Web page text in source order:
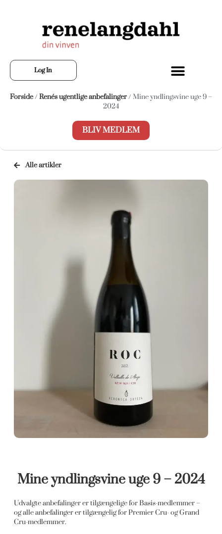
Log In
Forside/ Renés ugentlige anbefalinger/ Mine yndlingsvine uge 9 –
2024
BLIV MEDLEM
Alle artikler
Mine yndlingsvine uge 9 – 2024
Udvalgte anbefalinger er tilgængelige for Basis-medlemmer –
og alle anbefalinger er tilgængelig for Premier Cru- og Grand
Cru-medlemmer.